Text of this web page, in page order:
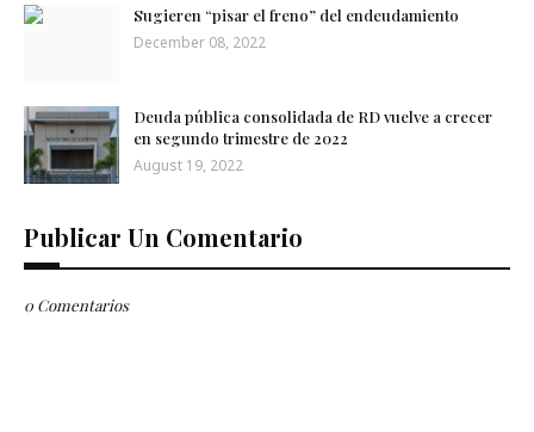
Sugieren “pisar el freno” del endeudamiento
December 08, 2022
Deuda pública consolidada de RD vuelve a crecer
en segundo trimestre de 2022
August 19, 2022
Publicar Un Comentario
0 Comentarios